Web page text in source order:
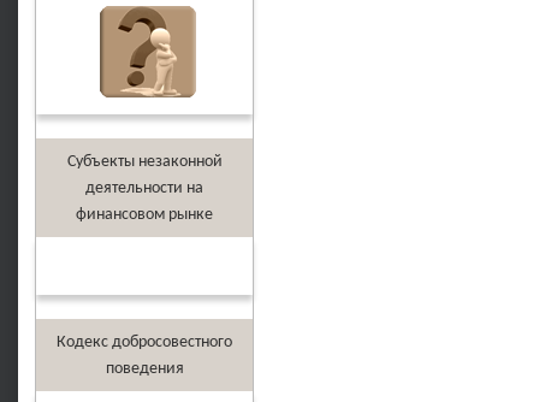
Субъекты незаконной
деятельности на
финансовом рынке
Кодекс добросовестного
поведения